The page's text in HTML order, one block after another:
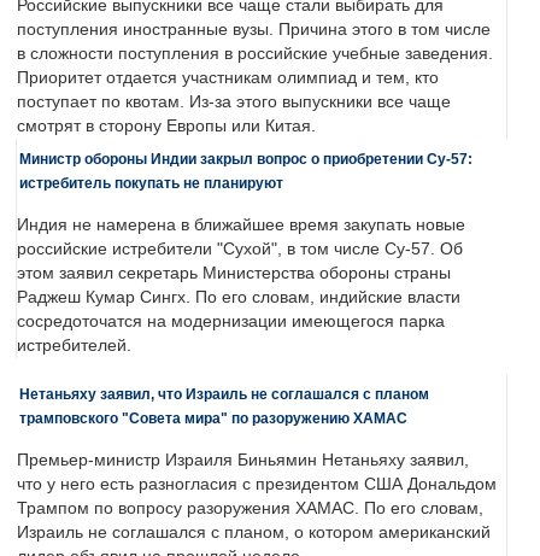
Российские выпускники все чаще стали выбирать для
поступления иностранные вузы. Причина этого в том числе
в сложности поступления в российские учебные заведения.
Приоритет отдается участникам олимпиад и тем, кто
поступает по квотам. Из-за этого выпускники все чаще
смотрят в сторону Европы или Китая.
Министр обороны Индии закрыл вопрос о приобретении Су-57:
истребитель покупать не планируют
Индия не намерена в ближайшее время закупать новые
российские истребители "Сухой", в том числе Су-57. Об
этом заявил секретарь Министерства обороны страны
Раджеш Кумар Сингх. По его словам, индийские власти
сосредоточатся на модернизации имеющегося парка
истребителей.
Нетаньяху заявил, что Израиль не соглашался с планом
трамповского "Совета мира" по разоружению ХАМАС
Премьер-министр Израиля Биньямин Нетаньяху заявил,
что у него есть разногласия с президентом США Дональдом
Трампом по вопросу разоружения ХАМАС. По его словам,
Израиль не соглашался с планом, о котором американский